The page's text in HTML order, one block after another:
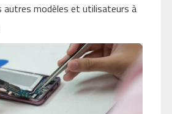
autres modèles et utilisateurs à